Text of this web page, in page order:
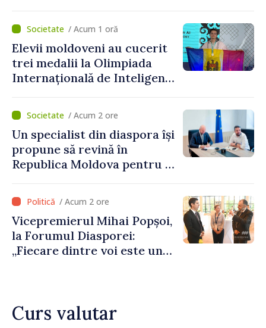
pentru investiții. Igor
Grosu: „Este important să
depășim blocajele și să dăm o
șansă localităților să se
dezvolte”
/ Acum 1 oră
Elevii moldoveni au cucerit
trei medalii la Olimpiada
Internațională de Inteligență
/ Acum 2 ore
Un specialist din diaspora își
propune să revină în
Republica Moldova pentru a
registrului naval național
/ Acum 2 ore
Vicepremierul Mihai Popșoi,
la Forumul Diasporei:
„Fiecare dintre voi este un
Curs valutar